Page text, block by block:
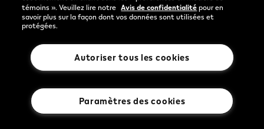
témoins ». Veuillez lire notre Avis de confidentialitépour en
savoir plus sur la façon dont vos données sont utilisées et
protégées.
Autoriser tous les cookies
Paramètres des cookies